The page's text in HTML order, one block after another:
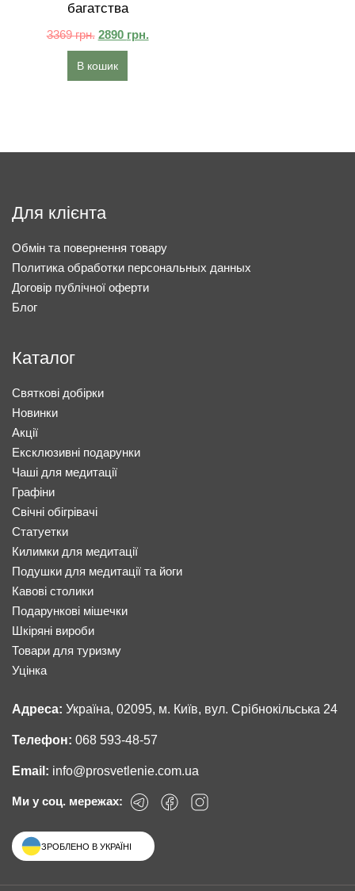
багатства
3369грн. 2890 грн.
В кошик
Для клієнта
Обмін та повернення товару
Политика обработки персональных данных
Договір публічної оферти
Блог
Каталог
Святкові добірки
Новинки
Акції
Ексклюзивні подарунки
Чаші для медитації
Графіни
Свічні обігрівачі
Статуетки
Килимки для медитації
Подушки для медитації та йоги
Кавові столики
Подарункові мішечки
Шкіряні вироби
Товари для туризму
Уцінка
Адреса: Україна, 02095, м. Київ, вул. Срібнокільська 24
Телефон: 068 593-48-57
Email: info@prosvetlenie.com.ua
Ми у соц. мережах:
ЗРОБЛЕНО В УКРАЇНІ